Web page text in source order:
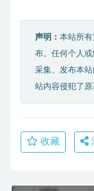
声明： 本站所
布。任何个人或
采集、发布本
站内容侵犯了原
收藏